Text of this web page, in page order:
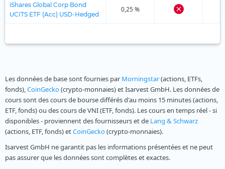
iShares Global Corp Bond
UCITS ETF (Acc) USD-Hedged
0,25 %
Les données de base sont fournies par Morningstar(actions, ETFs,
fonds), CoinGecko(crypto-monnaies) et Isarvest GmbH. Les données de
cours sont des cours de bourse différés d'au moins 15 minutes (actions,
ETF, fonds) ou des cours de VNI (ETF, fonds). Les cours en temps réel - si
disponibles - proviennent des fournisseurs et de Lang & Schwarz
(actions, ETF, fonds) etCoinGecko(crypto-monnaies).
Isarvest GmbH ne garantit pas les informations présentées et ne peut
pas assurer que les données sont complètes et exactes.